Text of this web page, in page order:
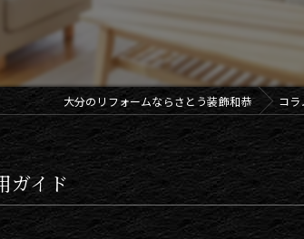
大分のリフォームならさとう装飾和恭 コラ
ガイド